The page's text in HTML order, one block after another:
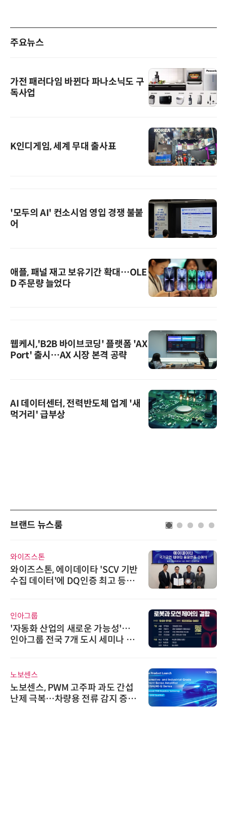
주요뉴스
가전 패러다임 바뀐다 파나소닉도 구
독사업
K인디게임, 세계 무대 출사표
'모두의 AI' 컨소시엄 영입 경쟁 불붙
어
애플, 패널 재고 보유기간 확대…OLE
D 주문량 늘었다
웹케시,'B2B 바이브코딩' 플랫폼 'AX
Port' 출시…AX 시장 본격 공략
AI 데이터센터, 전력반도체 업계 '새
먹거리' 급부상
브랜드 뉴스룸
와이즈스톤
와이즈스톤, 에이데이타 'SCV 기반
수집 데이터'에 DQ인증 최고 등급
인아그룹
'자동화 산업의 새로운 가능성'…
인아그룹 전국 7개 도시 세미나 페
노보센스
노보센스, PWM 고주파 과도 간섭
난제 극복…차량용 전류 감지 증폭